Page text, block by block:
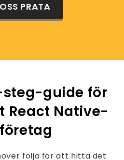
PRATA
guide för
React Native-
följa för att hitta det